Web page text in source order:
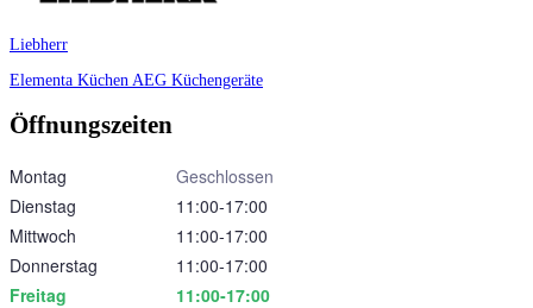
Liebherr
Elementa Küchen AEG Küchengeräte
Öffnungszeiten
Montag
Geschlossen
Dienstag
11:00‑17:00
Mittwoch
11:00‑17:00
Donnerstag
11:00‑17:00
Freitag
11:00‑17:00